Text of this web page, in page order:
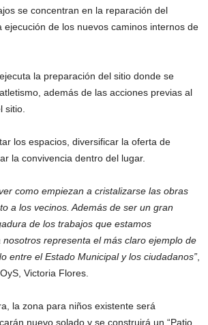
se concentran en la reparación del
ejecución de los nuevos caminos internos de
la preparación del sitio donde se
además de las acciones previas al
sitio.
los espacios, diversificar la oferta de
la convivencia dentro del lugar.
como empiezan a cristalizarse las obras
a los vecinos. Además de ser un gran
de los trabajos que estamos
representa el más claro ejemplo de
entre el Estado Municipal y los ciudadanos”
Victoria Flores.
la zona para niños existente será
nuevo solado y se construirá un “Patio